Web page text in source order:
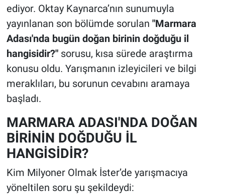
ediyor. Oktay Kaynarca’nın sunumuyla
yayınlanan son bölümde sorulan "Marmara
Adası'nda bugün doğan birinin doğduğu il
hangisidir?"sorusu, kısa sürede araştırma
konusu oldu. Yarışmanın izleyicileri ve bilgi
meraklıları, bu sorunun cevabını aramaya
başladı.
MARMARA ADASI'NDA DOĞAN
BİRİNİN DOĞDUĞU İL
HANGİSİDİR?
Kim Milyoner Olmak İster’de yarışmacıya
yöneltilen soru şu şekildeydi: